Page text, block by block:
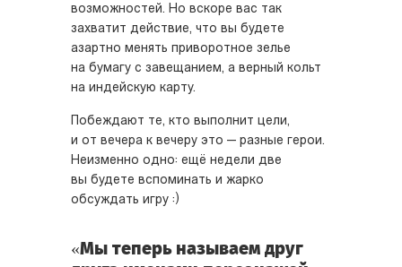
возможностей. Но вскоре вас так
захватит действие, что вы будете
азартно менять приворотное зелье
на бумагу с завещанием, а верный кольт
на индейскую карту.
Побеждают те, кто выполнит цели,
и от вечера к вечеру это — разные герои.
Неизменно одно: ещё недели две
вы будете вспоминать и жарко
обсуждать игру :)
«Мы теперь называем друг